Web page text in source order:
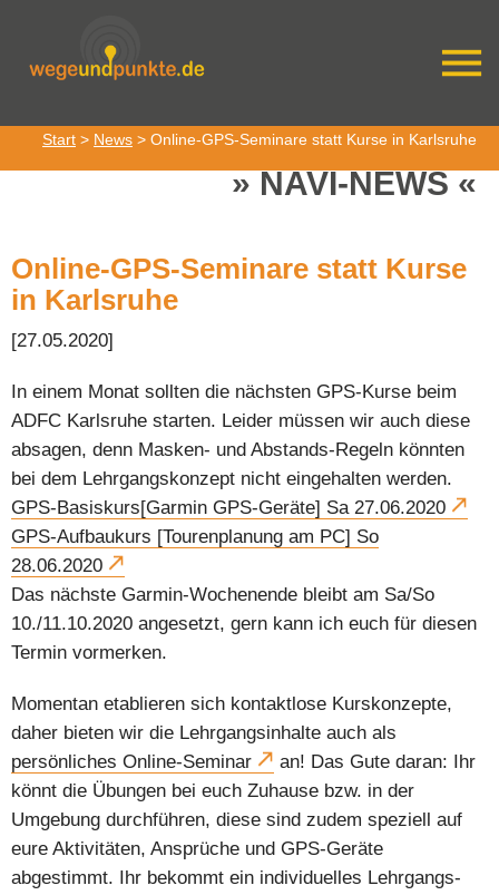
Start > News > Online-GPS-Seminare statt Kurse in Karlsruhe
NAVI-NEWS
Online-GPS-Seminare statt Kurse
in Karlsruhe
[27.05.2020]
In einem Monat sollten die nächsten GPS-Kurse beim
ADFC Karlsruhe starten. Leider müssen wir auch diese
absagen, denn Masken- und Abstands-Regeln könnten
bei dem Lehrgangskonzept nicht eingehalten werden.
GPS-Basiskurs[Garmin GPS-Geräte] Sa 27.06.2020
GPS-Aufbaukurs [Tourenplanung am PC] So
28.06.2020
Das nächste Garmin-Wochenende bleibt am Sa/So
10./11.10.2020 angesetzt, gern kann ich euch für diesen
Termin vormerken.
Momentan etablieren sich kontaktlose Kurskonzepte,
daher bieten wir die Lehrgangsinhalte auch als
persönliches Online-Seminar
an! Das Gute daran: Ihr
könnt die Übungen bei euch Zuhause bzw. in der
Umgebung durchführen, diese sind zudem speziell auf
eure Aktivitäten, Ansprüche und GPS-Geräte
abgestimmt. Ihr bekommt ein individuelles Lehrgangs-